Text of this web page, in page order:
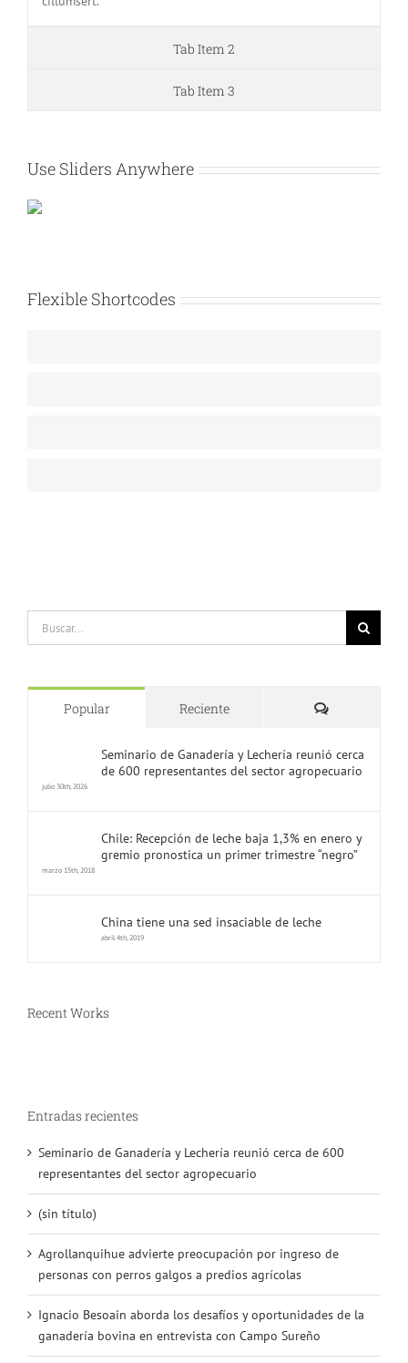
Tab Item 2
Tab Item 3
Use Sliders Anywhere
Flexible Shortcodes
Popular Reciente Comentarios
Seminario de Ganadería y Lechería reunió cerca
de 600 representantes del sector agropecuario
julio 30th, 2026
Chile: Recepción de leche baja 1,3% en enero y
gremio pronostica un primer trimestre “negro”
marzo 15th, 2018
China tiene una sed insaciable de leche
abril 4th, 2019
Recent Works
Entradas recientes
Seminario de Ganadería y Lechería reunió cerca de 600
representantes del sector agropecuario
(sin título)
Agrollanquihue advierte preocupación por ingreso de
personas con perros galgos a predios agrícolas
Ignacio Besoain aborda los desafíos y oportunidades de la
ganadería bovina en entrevista con Campo Sureño